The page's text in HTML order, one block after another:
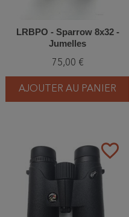
LRBPO - Sparrow 8x32 -
Jumelles
75,00 €
AJOUTER AU PANIER
favorite_border